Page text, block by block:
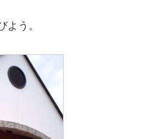
よう。